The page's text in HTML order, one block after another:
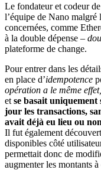
Le fondateur et codeur
l’équipe de Nano malgré
concernées, comme
à la double dépense –
plateforme de change.
Pour entrer dans les
en place d’idempotence
opération a le même
et se basait
jour les transactions,
avait déjà eu lieu ou
Il fut également
disponibles côté
permettait donc de
augmenter les montants à